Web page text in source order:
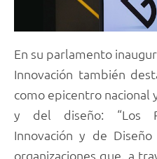
En su parlamento
Innovación también
como epicentro nacional
y del diseño: “Los
Innovación y de
organizaciones que, a